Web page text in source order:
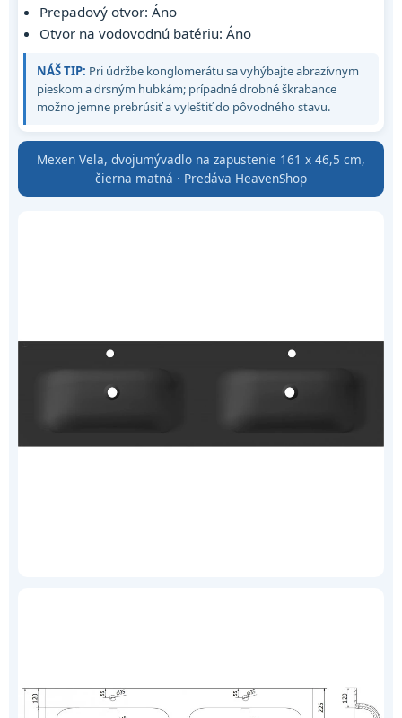
Prepadový otvor: Áno
Otvor na vodovodnú batériu: Áno
NÁŠ TIP: Pri údržbe konglomerátu sa vyhýbajte abrazívnym
pieskom a drsným hubkám; prípadné drobné škrabance
možno jemne prebrúsiť a vyleštiť do pôvodného stavu.
Mexen Vela, dvojumývadlo na zapustenie 161 x 46,5 cm,
čierna matná · Predáva HeavenShop